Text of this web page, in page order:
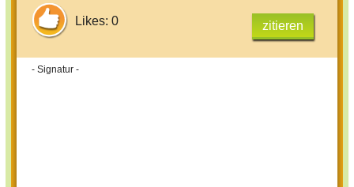
Likes: 0 zitieren
- Signatur -